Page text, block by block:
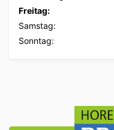
Freitag:
Samstag:
Sonntag: